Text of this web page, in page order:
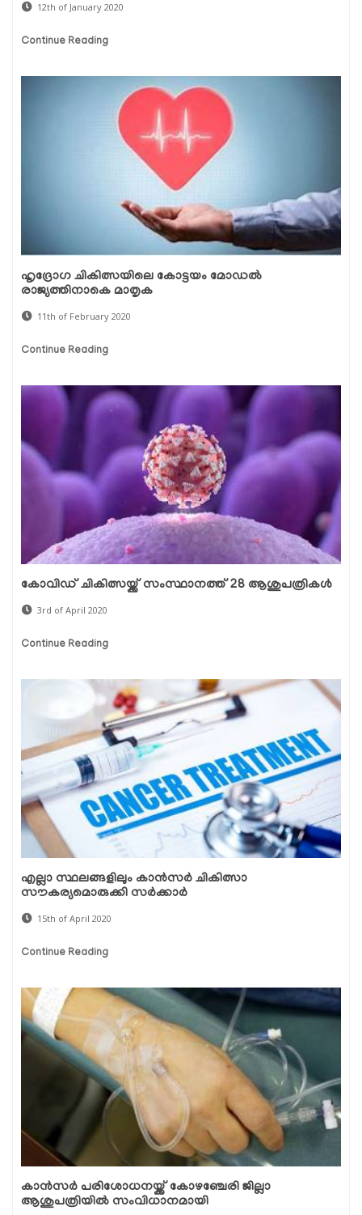
12th of January 2020
Continue Reading
ഹൃദ്രോഗ ചികിത്സയിലെ കോട്ടയം മോഡല്‍
രാജ്യത്തിനാകെ മാതൃക
11th of February 2020
Continue Reading
കോവിഡ് ചികിത്സയ്ക്ക് സംസ്ഥാനത്ത് 28 ആശുപത്രികള്‍
3rd of April 2020
Continue Reading
എല്ലാ സ്ഥലങ്ങളിലും കാന്‍സര്‍ ചികിത്സാ
സൗകര്യമൊരുക്കി സര്‍ക്കാര്‍
15th of April 2020
Continue Reading
കാന്‍സര്‍ പരിശോധനയ്ക്ക് കോഴഞ്ചേരി ജില്ലാ
ആശുപത്രിയില്‍ സംവിധാനമായി